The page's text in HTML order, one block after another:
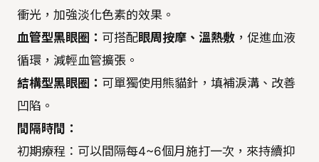
衝光，加強淡化色素的效果。
血管型黑眼圈： 可搭配眼周按摩、溫熱敷 ，促進血液
循環，減輕血管擴張。
結構型黑眼圈： 可單獨使用熊貓針，填補淚溝、改善
凹陷。
間隔時間：
初期療程：可以間隔每4~6個月施打一次，來持續抑